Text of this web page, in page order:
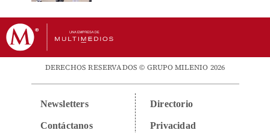
DERECHOS RESERVADOS © GRUPO MILENIO 2026
Newsletters
Contáctanos
Directorio
Privacidad